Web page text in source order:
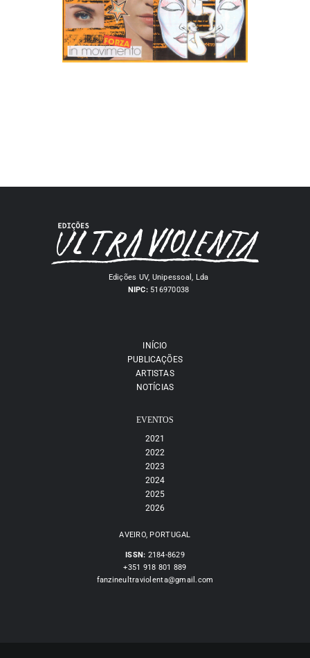
Edições UV, Unipessoal, Lda
NIPC:516970038
INÍCIO
PUBLICAÇÕES
ARTISTAS
NOTÍCIAS
EVENTOS
2021
2022
2023
2024
2025
2026
AVEIRO, PORTUGAL
ISSN: 2184-8629
+351 918 801 889
fanzineultraviolenta@gmail.com